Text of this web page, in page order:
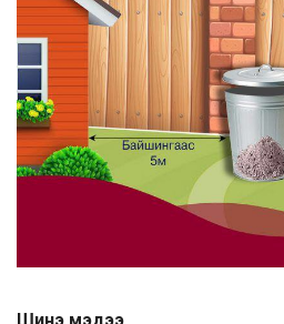
Шинэ мэдээ